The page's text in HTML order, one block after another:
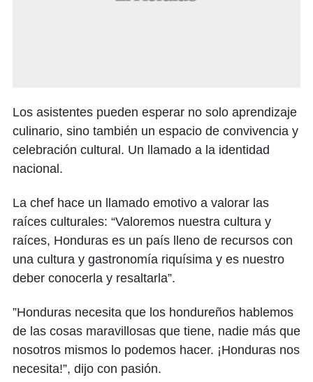
Los asistentes pueden esperar no solo aprendizaje
culinario, sino también un espacio de convivencia y
celebración cultural. Un llamado a la identidad
nacional.
La chef hace un llamado emotivo a valorar las
raíces culturales: “Valoremos nuestra cultura y
raíces, Honduras es un país lleno de recursos con
una cultura y gastronomía riquísima y es nuestro
deber conocerla y resaltarla”.
”Honduras necesita que los hondureños hablemos
de las cosas maravillosas que tiene, nadie más que
nosotros mismos lo podemos hacer. ¡Honduras nos
necesita!”, dijo con pasión.